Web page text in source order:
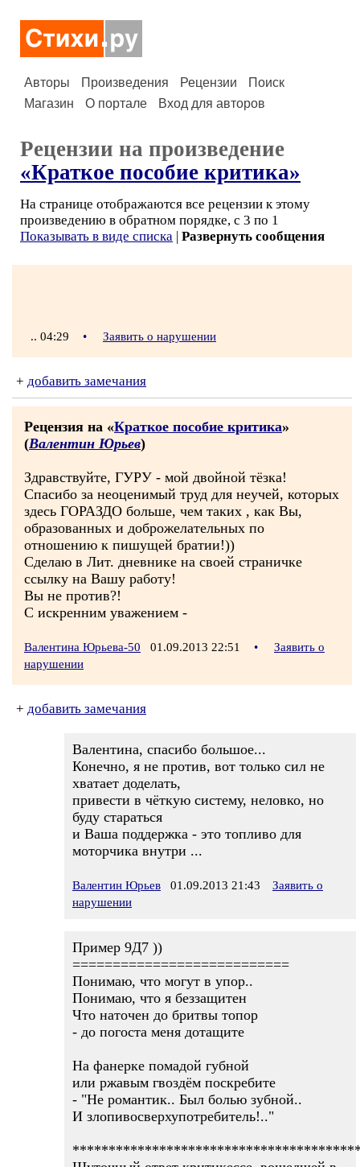
Авторы Произведения Рецензии
Поиск
Магазин
О портале Вход для авторов
Рецензии на произведение
«Краткое пособие критика»
На странице отображаются все рецензии к этому
произведению в обратном порядке, с 3 по 1
Показывать в виде списка | Развернуть сообщения
.. 04:29 • Заявить о нарушении
+ добавить замечания
Рецензия на «Краткое пособие критика»
(Валентин Юрьев)
Здравствуйте, ГУРУ - мой двойной тёзка!
Спасибо за неоценимый труд для неучей, которых
здесь ГОРАЗДО больше, чем таких , как Вы,
образованных и доброжелательных по
отношению к пишущей братии!))
Сделаю в Лит. дневнике на своей страничке
ссылку на Вашу работу!
Вы не против?!
С искренним уважением -
Валентина Юрьева-50 01.09.2013 22:51 •
Заявить о
нарушении
+ добавить замечания
Валентина, спасибо большое...
Конечно, я не против, вот только сил не
хватает доделать,
привести в чёткую систему, неловко, но
буду стараться
и Ваша поддержка - это топливо для
моторчика внутри ...
Валентин Юрьев 01.09.2013 21:43
Заявить о
нарушении
Пример 9Д7 ))
===========================
Понимаю, что могут в упор..
Понимаю, что я беззащитен
Что наточен до бритвы топор
- до погоста меня дотащите
На фанерке помадой губной
или ржавым гвоздём поскребите
- "Не романтик.. Был болью зубной..
И злопивосверхупотребитель!.."